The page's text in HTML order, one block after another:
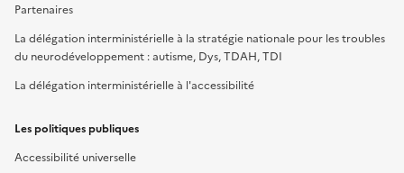
Partenaires
La délégation interministérielle à la stratégie nationale pour les troubles
du neurodéveloppement : autisme, Dys, TDAH, TDI
La délégation interministérielle à l'accessibilité
Les politiques publiques
Accessibilité universelle